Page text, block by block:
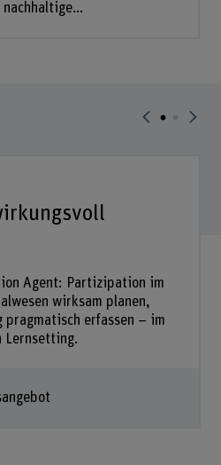
Agent: Partizipation im
wirksam planen,
pragmatisch erfassen – im
Lernsetting.